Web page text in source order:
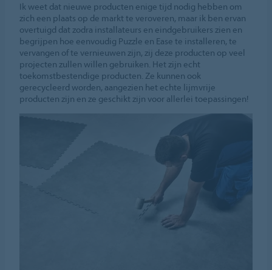
Ik weet dat nieuwe producten enige tijd nodig hebben om
zich een plaats op de markt te veroveren, maar ik ben ervan
overtuigd dat zodra installateurs en eindgebruikers zien en
begrijpen hoe eenvoudig Puzzle en Ease te installeren, te
vervangen of te vernieuwen zijn, zij deze producten op veel
projecten zullen willen gebruiken. Het zijn echt
toekomstbestendige producten. Ze kunnen ook
gerecycleerd worden, aangezien het echte lijmvrije
producten zijn en ze geschikt zijn voor allerlei toepassingen!